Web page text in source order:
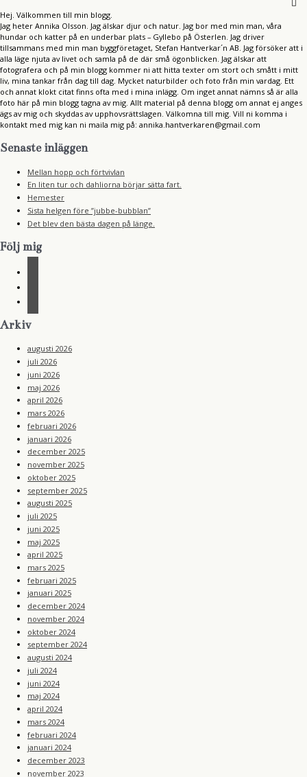
Hej. Välkommen till min blogg.
Jag heter Annika Olsson. Jag älskar djur och natur. Jag bor med min man, våra
hundar och katter på en underbar plats – Gyllebo på Österlen. Jag driver
tillsammans med min man byggföretaget, Stefan Hantverkar´n AB. Jag försöker att i
alla läge njuta av livet och samla på de där små ögonblicken. Jag älskar att
fotografera och på min blogg kommer ni att hitta texter om stort och smått i mitt
liv, mina tankar från dag till dag. Mycket naturbilder och foto från min vardag. Ett
och annat klokt citat finns ofta med i mina inlägg. Om inget annat nämns så är alla
foto här på min blogg tagna av mig. Allt material på denna blogg om annat ej anges
ägs av mig och skyddas av upphovsrättslagen. Välkomna till mig. Vill ni komma i
kontakt med mig kan ni maila mig på: annika.hantverkaren@gmail.com
Senaste inläggen
Mellan hopp och förtvivlan
En liten tur och dahliorna börjar sätta fart.
Hemester
Sista helgen före ”jubbe-bubblan”
Det blev den bästa dagen på länge.
Följ mig
b
o
k
t
a
r
a
m
s
Arkiv
augusti 2026
juli 2026
juni 2026
maj 2026
april 2026
mars 2026
februari 2026
januari 2026
december 2025
november 2025
oktober 2025
september 2025
augusti 2025
juli 2025
juni 2025
maj 2025
april 2025
mars 2025
februari 2025
januari 2025
december 2024
november 2024
oktober 2024
september 2024
augusti 2024
juli 2024
juni 2024
maj 2024
april 2024
mars 2024
februari 2024
januari 2024
december 2023
november 2023